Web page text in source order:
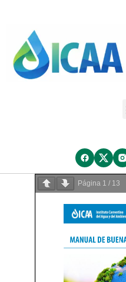
Página 1 / 13